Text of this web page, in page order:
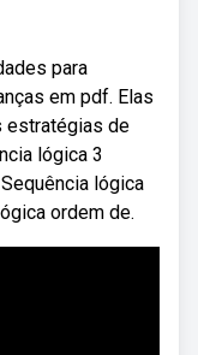
para
em pdf. Elas
estratégias de
lógica 3
lógica
ordem de.